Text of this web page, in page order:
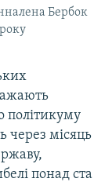
Бербок
політикуму
через місяць
понад ста